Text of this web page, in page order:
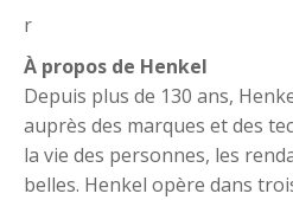
r
À propos de Henkel
Depuis plus de 130 ans,
auprès des marques et des
la vie des personnes, les
belles. Henkel opère dans